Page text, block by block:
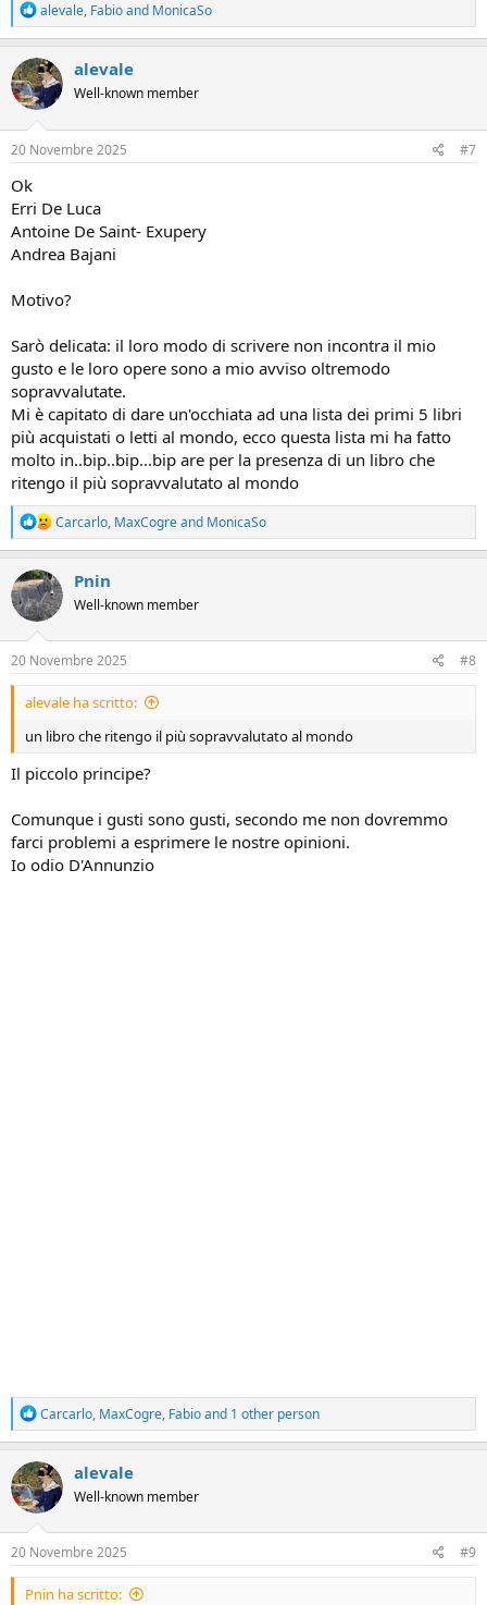
R
e
a
c
t
i
o
n
s
alevale, Fabioand MonicaSo
alevale
Well-known member
20 Novembre 2025 #7
Ok
Erri De Luca
Antoine De Saint- Exupery
Andrea Bajani
Motivo?
Sarò delicata: il loro modo di scrivere non incontra il mio
gusto e le loro opere sono a mio avviso oltremodo
sopravvalutate.
Mi è capitato di dare un'occhiata ad una lista dei primi 5 libri
più acquistati o letti al mondo, ecco questa lista mi ha fatto
molto in..bip..bip...bip are per la presenza di un libro che
ritengo il più sopravvalutato al mondo
R
e
a
c
t
i
n
s
Carcarlo, MaxCogreand MonicaSo
Pnin
Well-known member
20 Novembre 2025 #8
alevale ha scritto:
un libro che ritengo il più sopravvalutato al mondo
Il piccolo principe?
Comunque i gusti sono gusti, secondo me non dovremmo
farci problemi a esprimere le nostre opinioni.
Io odio D'Annunzio
R
e
a
c
t
i
o
n
s
Carcarlo, MaxCogre, Fabioand 1 other person
alevale
Well-known member
20 Novembre 2025 #9
Pnin ha scritto: